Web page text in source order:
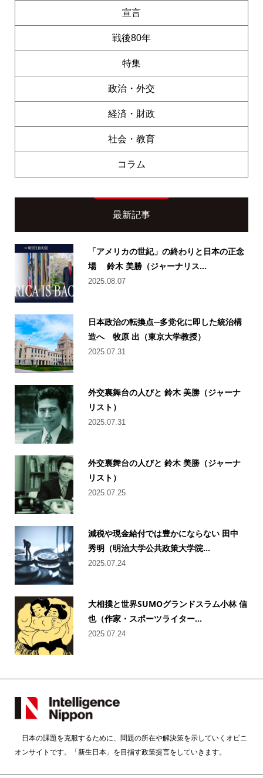
宣言
戦後80年
特集
政治・外交
経済・財政
社会・教育
コラム
最新記事
「アメリカの世紀」の終わりと日本の正念
場 鈴木 美勝（ジャーナリス...
2025.08.07
日本政治の転換点─多党化に即した統治構
造へ 牧原 出（東京大学教授）
2025.07.31
外交裏舞台の人びと 鈴木 美勝（ジャーナ
リスト）
2025.07.31
外交裏舞台の人びと 鈴木 美勝（ジャーナ
リスト）
2025.07.25
減税や現金給付では豊かにならない 田中
秀明（明治大学公共政策大学院...
2025.07.24
大相撲と世界SUMOグランドスラム小林 信
也（作家・スポーツライター...
2025.07.24
日本の課題を克服するために、問題の所在や解決策を示していくオピニ
オンサイトです。「新生日本」を目指す政策提言をしていきます。